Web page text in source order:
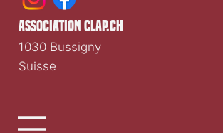
association clap.ch
1030 Bussigny
Suisse